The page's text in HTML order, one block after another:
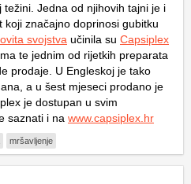
Jedna od njihovih tajni je i
koji značajno doprinosi gubitku
svojstva učinila su Capsiplex
te jednim od rijetkih preparata
prodaje. U Engleskoj je tako
a u šest mjeseci prodano je
je dostupan u svim
saznati i na www.capsiplex.hr
mršavljenje